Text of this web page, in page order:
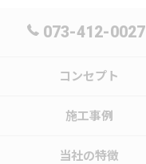
073-412-0027
コンセプト
施工事例
当社の特徴